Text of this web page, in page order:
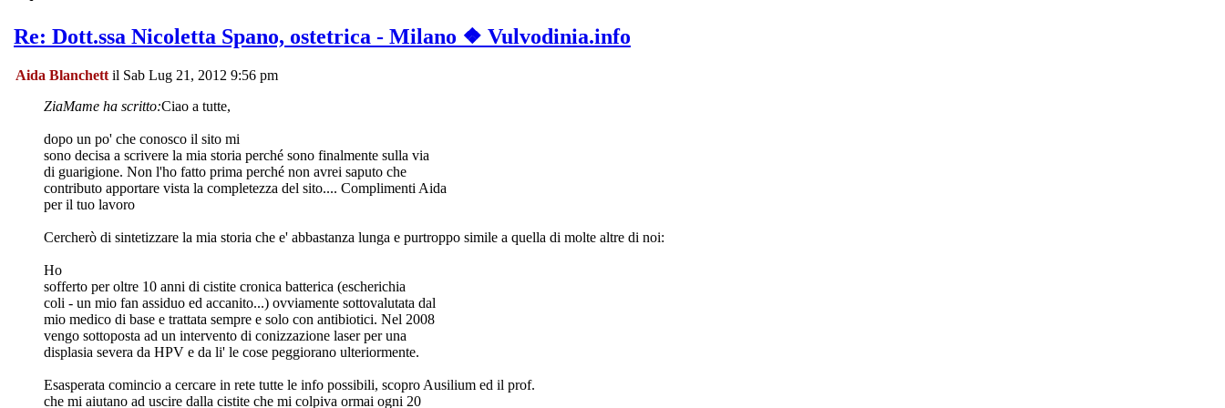
Re: Dott.ssa Nicoletta Spano, ostetrica - Milano ❖ Vulvodinia.info
Aida Blanchett il Sab Lug 21, 2012 9:56 pm
ZiaMame ha scritto:Ciao a tutte,
dopo un po' che conosco il sito mi
sono decisa a scrivere la mia storia perché sono finalmente sulla via
di guarigione. Non l'ho fatto prima perché non avrei saputo che
contributo apportare vista la completezza del sito.... Complimenti Aida
per il tuo lavoro
Cercherò di sintetizzare la mia storia che e' abbastanza lunga e purtroppo simile a quella di molte altre di noi:
Ho
sofferto per oltre 10 anni di cistite cronica batterica (escherichia
coli - un mio fan assiduo ed accanito...) ovviamente sottovalutata dal
mio medico di base e trattata sempre e solo con antibiotici. Nel 2008
vengo sottoposta ad un intervento di conizzazione laser per una
displasia severa da HPV e da li' le cose peggiorano ulteriormente.
Esasperata comincio a cercare in rete tutte le info possibili, scopro Ausilium ed il prof.
che mi aiutano ad uscire dalla cistite che mi colpiva ormai ogni 20